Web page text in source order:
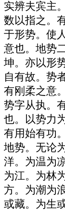
实辨夫宾主
数以指之。
于形势。使
意也。地势
坤。亦以形
自有故。势
有刚柔之意
势字从执。
也。以势力
有用始有功
地势。无论
洋。为温为
为江。为林
方。为潮为
或藏。为生